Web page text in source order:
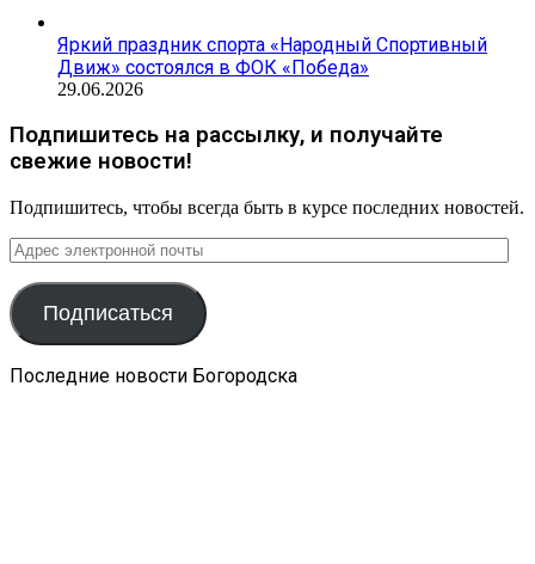
Яркий праздник спорта «Народный Спортивный
Движ» состоялся в ФОК «Победа»
29.06.2026
Подпишитесь на рассылку, и получайте
свежие новости!
Подпишитесь, чтобы всегда быть в курсе последних новостей.
Адрес
электронной
почты
Подписаться
Последние новости Богородска